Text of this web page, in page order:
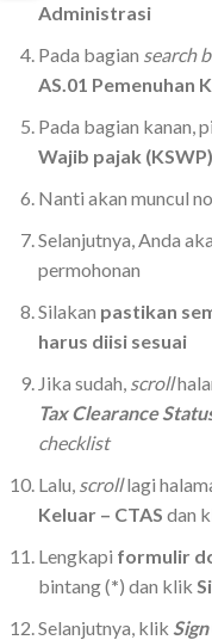
Administrasi
Pada bagian search
AS.01 Pemenuhan
Pada bagian kanan,
Wajib pajak (KSWP)
Nanti akan muncul
Selanjutnya, Anda
permohonan
Silakan pastikan
harus diisi sesuai
Jika sudah, scroll
Tax Clearance
checklist
Lalu, scrolllagi
Keluar – CTAS dan
Lengkapi formulir
bintang (*) dan klik
Selanjutnya, klik Sign